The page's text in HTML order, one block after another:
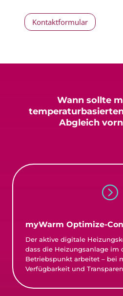
Kontaktformular
Wann sollte
Abgleich
=
myWarm Optimize-
Der aktive digitale
dass die Heizungsanlage im
Betriebspunkt arbeitet – bei
Verfügbarkeit und